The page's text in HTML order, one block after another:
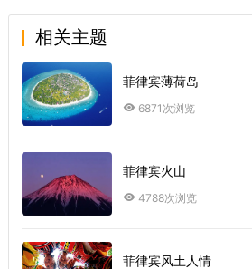
相关主题
菲律宾薄荷岛
6871次浏览
菲律宾火山
4788次浏览
菲律宾风土人情